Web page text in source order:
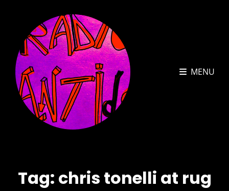
MENU
Tag: chris tonelli at rug